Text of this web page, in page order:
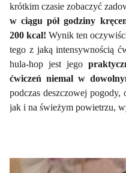
krótkim czasie zobaczyć
w ciągu pół godziny
200 kcal!Wynik ten
tego z jaką intensywnością
hula-hop jest jego
ćwiczeń niemal w
podczas deszczowej
jak i na świeżym powietrzu,